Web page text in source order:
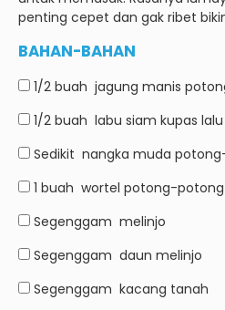
penting cepet dan gak ribet
BAHAN-BAHAN
1/2 buah jagung manis
1/2 buah labu siam kupas
Sedikit nangka muda
1 buah wortel potong-potong
Segenggam melinjo
Segenggam daun melinjo
Segenggam kacang tanah